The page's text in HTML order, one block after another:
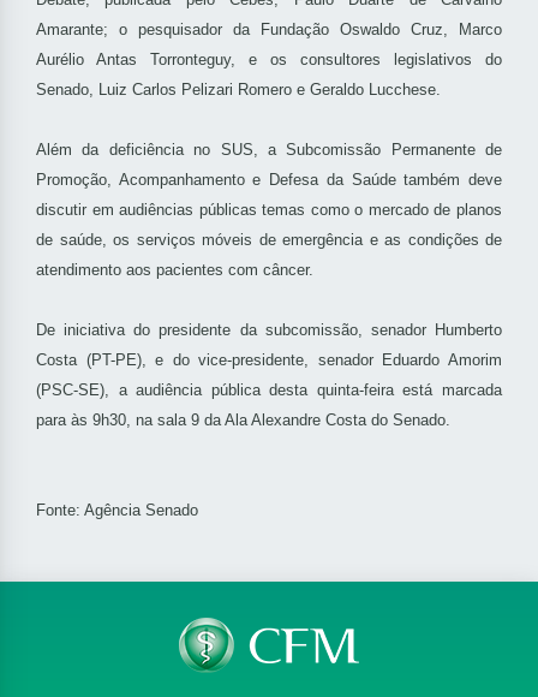
Amarante; o pesquisador da Fundação Oswaldo Cruz, Marco
Aurélio Antas Torronteguy, e os consultores legislativos do
Senado, Luiz Carlos Pelizari Romero e Geraldo Lucchese.
Além da deficiência no SUS, a Subcomissão Permanente de
Promoção, Acompanhamento e Defesa da Saúde também deve
discutir em audiências públicas temas como o mercado de planos
de saúde, os serviços móveis de emergência e as condições de
atendimento aos pacientes com câncer.
De iniciativa do presidente da subcomissão, senador Humberto
Costa (PT-PE), e do vice-presidente, senador Eduardo Amorim
(PSC-SE), a audiência pública desta quinta-feira está marcada
para às 9h30, na sala 9 da Ala Alexandre Costa do Senado.
Fonte: Agência Senado